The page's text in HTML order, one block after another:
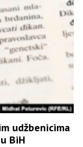
udžbenicima
BiH